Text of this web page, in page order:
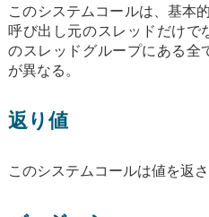
このシステムコールは、基本
呼び出し元のスレッドだけで
のスレッドグループにある全
が異なる。
返り値
このシステムコールは値を返さ